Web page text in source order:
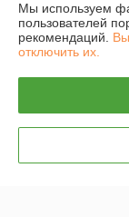
Полная версия
Сайт создан на
Мы используем
пользователей
рекомендаций.
отключить их.